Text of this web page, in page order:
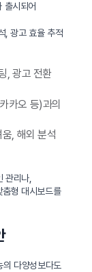
출시되어
, 광고 효율 추적
, 광고 전환
카오 등)과의
, 해외 분석
관리나,
형 대시보드를
다양성보다도